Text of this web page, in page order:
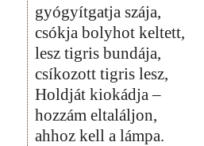
gyógyítgatja szája,
csókja bolyhot keltett,
lesz tigris bundája,
csíkozott tigris lesz,
Holdját kiokádja –
hozzám eltaláljon,
ahhoz kell a lámpa.